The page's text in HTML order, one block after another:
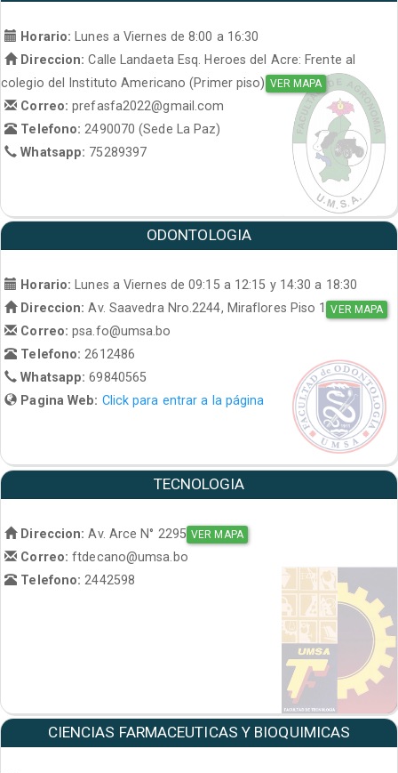
Horario:
Lunes a Viernes de 8:00 a 16:30
Direccion: Calle Landaeta Esq. Heroes del Acre: Frente al
colegio del Instituto Americano (Primer piso) VER MAPA
Correo:prefasfa2022@gmail.com
Telefono: 2490070 (Sede La Paz)
Whatsapp: 75289397
ODONTOLOGIA
Horario: Lunes a Viernes de 09:15 a 12:15 y 14:30 a 18:30
Direccion: Av. Saavedra Nro.2244, Miraflores Piso 1 VER MAPA
Correo:psa.fo@umsa.bo
Telefono:2612486
Whatsapp:69840565
Pagina Web: Click para entrar a la página
TECNOLOGIA
Direccion: Av. Arce N° 2295 VER MAPA
Correo:ftdecano@umsa.bo
Telefono: 2442598
CIENCIAS FARMACEUTICAS Y BIOQUIMICAS